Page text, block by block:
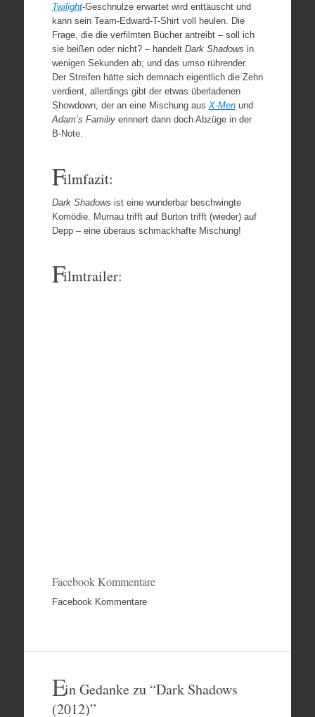
Twilight-Geschnulze erwartet wird enttäuscht und
kann sein Team-Edward-T-Shirt voll heulen. Die
Frage, die die verfilmten Bücher antreibt – soll ich
sie beißen oder nicht? – handelt Dark Shadows in
wenigen Sekunden ab; und das umso rührender.
Der Streifen hätte sich demnach eigentlich die Zehn
verdient, allerdings gibt der etwas überladenen
Showdown, der an eine Mischung aus X-Menund
Adam’s Familiyerinnert dann doch Abzüge in der
B-Note.
Filmfazit:
Dark Shadows ist eine wunderbar beschwingte
Komödie. Murnau trifft auf Burton trifft (wieder) auf
Depp – eine überaus schmackhafte Mischung!
Filmtrailer:
Facebook Kommentare
Facebook Kommentare
Ein Gedanke zu “Dark Shadows
(2012)”